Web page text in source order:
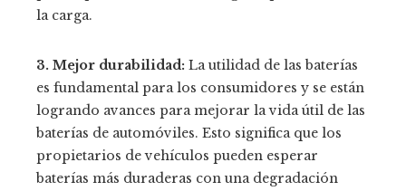
la carga.
3. Mejor durabilidad: La utilidad de las baterías
es fundamental para los consumidores y se están
logrando avances para mejorar la vida útil de las
baterías de automóviles. Esto significa que los
propietarios de vehículos pueden esperar
baterías más duraderas con una degradación